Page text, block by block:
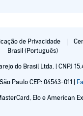
de Privacidade
Brasil (Português)
do Brasil Ltda. | CNPJ
Paulo CEP: 04543-011 |
Elo e American